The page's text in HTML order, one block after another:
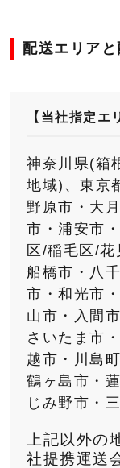
配送エリア
【当社指定エ
神奈川県(箱
地域)、東京
野原市・大
市・浦安市
区/稲毛区/花
船橋市・八
市・和光市
山市・入間
さいたま市
越市・川島
鶴ヶ島市・
じみ野市・
上記以外の
社提携運送